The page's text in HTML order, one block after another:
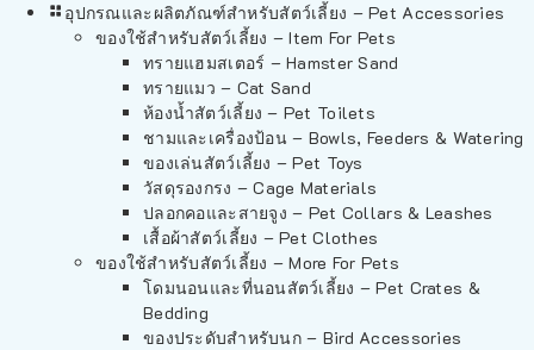
อุปกรณและผลิตภัณฑ์สำหรับสัตว์เลี้ยง – Pet Accessories
ของใช้สำหรับสัตว์เลี้ยง – Item For Pets
ทรายแฮมสเตอร์ – Hamster Sand
ทรายแมว – Cat Sand
ห้องน้ำสัตว์เลี้ยง – Pet Toilets
ชามและเครื่องป้อน – Bowls, Feeders & Watering
ของเล่นสัตว์เลี้ยง – Pet Toys
วัสดุรองกรง – Cage Materials
ปลอกคอและสายจูง – Pet Collars & Leashes
เสื้อผ้าสัตว์เลี้ยง – Pet Clothes
ของใช้สำหรับสัตว์เลี้ยง – More For Pets
โดมนอนและที่นอนสัตว์เลี้ยง – Pet Crates &
Bedding
ของประดับสำหรับนก – Bird Accessories